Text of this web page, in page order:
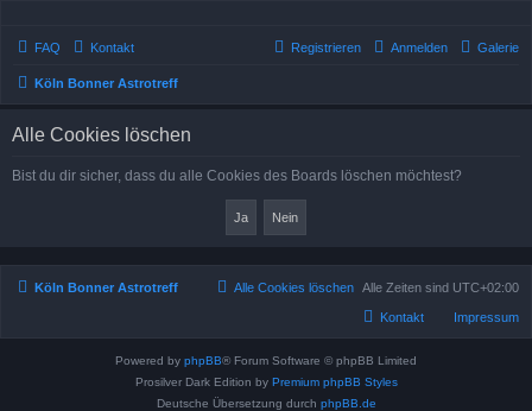
Galerie
FAQ Kontakt Anmelden
Registrieren
Köln Bonner Astrotreff
Alle Cookies löschen
Bist du dir sicher, dass du alle Cookies des Boards löschen möchtest?
Köln Bonner Astrotreff Alle Zeiten sind UTC+02:00
Alle Cookies löschen
Impressum
Kontakt
Powered by phpBB® Forum Software © phpBB Limited
Prosilver Dark Edition by Premium phpBB Styles
Deutsche Übersetzung durch phpBB.de